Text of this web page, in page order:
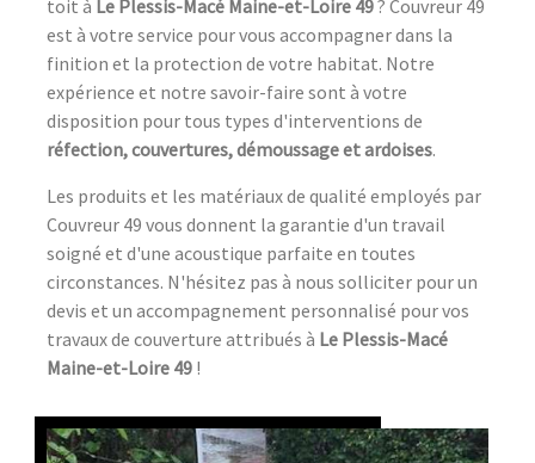
toit à Le Plessis-Macé Maine-et-Loire 49? Couvreur 49
est à votre service pour vous accompagner dans la
finition et la protection de votre habitat. Notre
expérience et notre savoir-faire sont à votre
disposition pour tous types d'interventions de
réfection, couvertures, démoussage et ardoises.
Les produits et les matériaux de qualité employés par
Couvreur 49 vous donnent la garantie d'un travail
soigné et d'une acoustique parfaite en toutes
circonstances. N'hésitez pas à nous solliciter pour un
devis et un accompagnement personnalisé pour vos
travaux de couverture attribués à Le Plessis-Macé
Maine-et-Loire 49 !